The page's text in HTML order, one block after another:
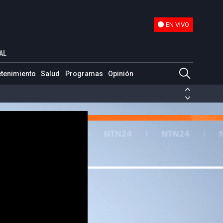
EN VIVO
Salud Programas Opinión
de las FARC